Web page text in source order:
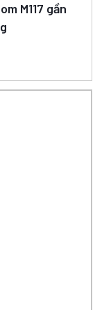
M117 gần